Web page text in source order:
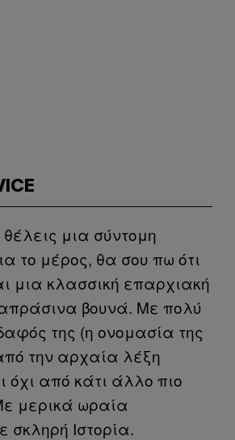
μια σύντομη
το μέρος, θα σου πω ότι
μια κλασσική επαρχιακή
βουνά. Με πολύ
της (η ονομασία της
την αρχαία λέξη
όχι από κάτι άλλο πιο
μερικά ωραία
σκληρή Ιστορία.